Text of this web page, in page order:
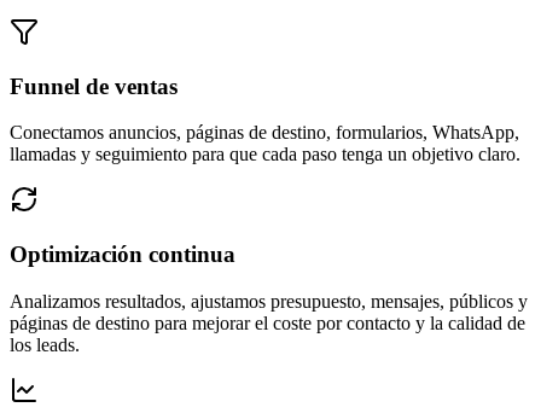
Funnel de ventas
Conectamos anuncios, páginas de destino, formularios, WhatsApp,
llamadas y seguimiento para que cada paso tenga un objetivo claro.
Optimización continua
Analizamos resultados, ajustamos presupuesto, mensajes, públicos y
páginas de destino para mejorar el coste por contacto y la calidad de
los leads.